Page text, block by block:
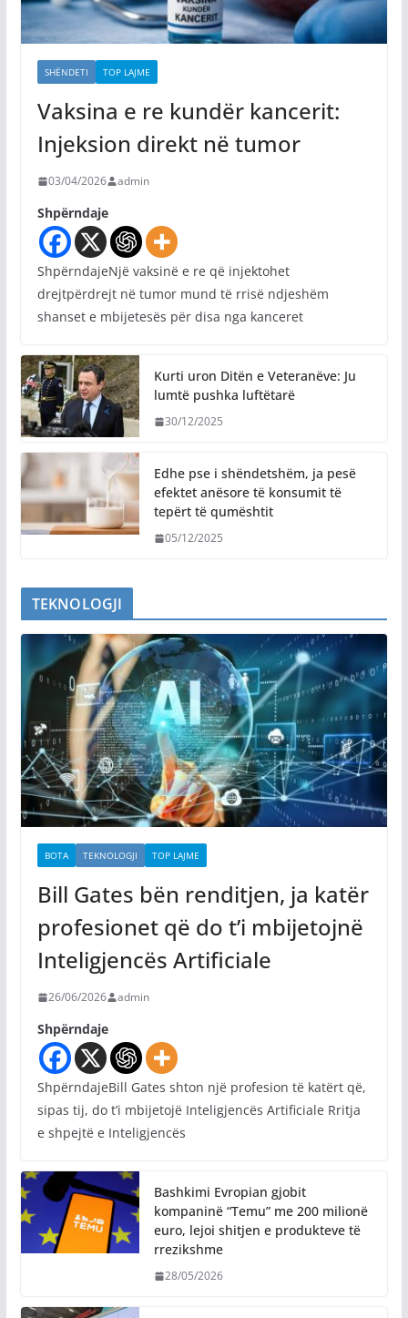
SHËNDETI TOP LAJME
Vaksina e re kundër kancerit:
Injeksion direkt në tumor
03/04/2026 admin
Shpërndaje
ShpërndajeNjë vaksinë e re që injektohet
drejtpërdrejt në tumor mund të rrisë ndjeshëm
shanset e mbijetesës për disa nga kanceret
Kurti uron Ditën e Veteranëve: Ju
lumtë pushka luftëtarë
30/12/2025
Edhe pse i shëndetshëm, ja pesë
efektet anësore të konsumit të
tepërt të qumështit
05/12/2025
TEKNOLOGJI
BOTA TEKNOLOGJI TOP LAJME
Bill Gates bën renditjen, ja katër
profesionet që do t’i mbijetojnë
Inteligjencës Artificiale
26/06/2026 admin
Shpërndaje
ShpërndajeBill Gates shton një profesion të katërt që,
sipas tij, do t’i mbijetojë Inteligjencës Artificiale Rritja
e shpejtë e Inteligjencës
Bashkimi Evropian gjobit
kompaninë “Temu” me 200 milionë
euro, lejoi shitjen e produkteve të
rrezikshme
28/05/2026